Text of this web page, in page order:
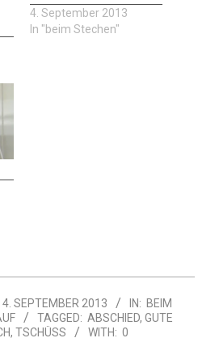
4. September 2013
In "beim Stechen"
4. SEPTEMBER 2013 IN: BEIM
TAGGED: ABSCHIED, GUTE
, TSCHÜSS WITH: 0